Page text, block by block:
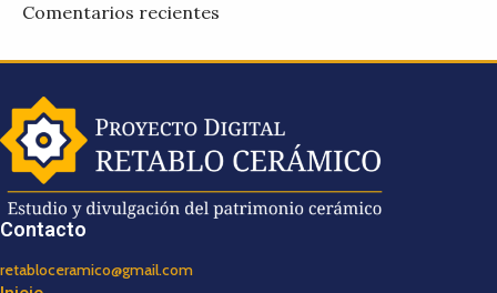
Comentarios recientes
Contacto
retabloceramico@gmail.com